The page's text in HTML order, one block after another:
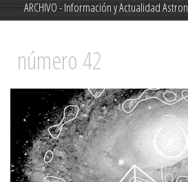
ARCHIVO - Información y Actualidad
Información y Actualidad Astronómica
número 42